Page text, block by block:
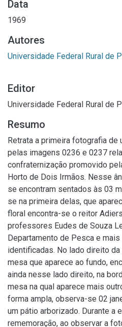
Data
1969
Autores
Universidade Federal Rural de
Editor
Universidade Federal Rural de
Resumo
Retrata a primeira fotografia
pelas imagens 0236 e 0237
confraternização promovido
Horto de Dois Irmãos. Nesse
se encontram sentados às 03
se na primeira delas, que
floral encontra-se o reitor
professores Eudes de Souza
Departamento de Pesca e
identificadas. No lado direito
mesa que aparece ao fundo,
ainda nesse lado direito, na
mesa na qual aparece mais
forma ampla, observa-se 02
um pátio arborizado. Durante a
rememoração, ao observar a